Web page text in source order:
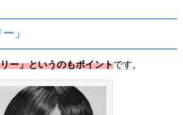
」
ー」というのもポイントです。